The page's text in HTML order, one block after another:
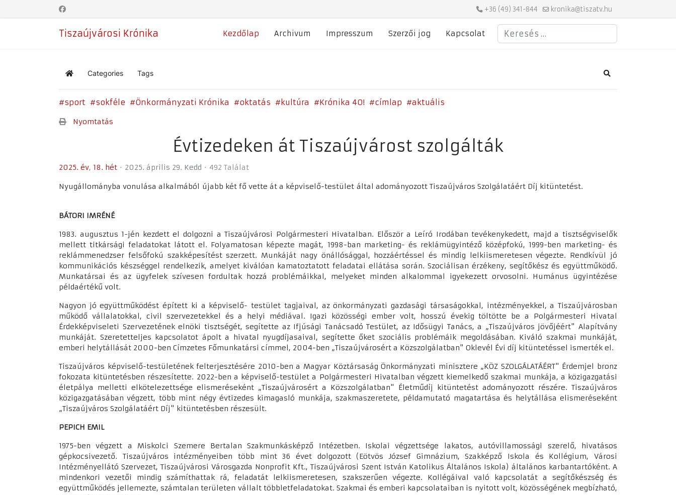
+36 (49) 341-844 kronika@tiszatv.hu
Tiszaújvárosi Krónika Kezdőlap Archivum Impresszum Szerzői jog Kapcsolat
Keresés
Home Categories Tags Search
sport sokféle Önkormányzati Krónika oktatás kultúra Krónika 40! címlap aktuális
Nyomtatás
Évtizedeken át Tiszaújvárost szolgálták
2025. év 18. hét 2025. április 29. Kedd 492 Találat
Nyugállományba vonulása alkalmából újabb két fő vette át a képviselő-testület által adományozott Tiszaújváros Szolgálatáért Díj kitüntetést.
BÁTORI IMRÉNÉ
1983. augusztus 1-jén kezdett el dolgozni a Tiszaújvárosi Polgármesteri Hivatalban. Először a Leíró Irodában tevékenykedett, majd a tisztségviselők
mellett titkársági feladatokat látott el. Folyamatosan képezte magát, 1998-ban marketing- és reklámügyintéző középfokú, 1999-ben marketing- és
reklámmenedzser felsőfokú szakképesítést szerzett. Munkáját nagy önállósággal, hozzáértéssel és mindig lelkiismeretesen végezte. Rendkívül jó
kommunikációs készséggel rendelkezik, amelyet kiválóan kamatoztatott feladatai ellátása során. Szociálisan érzékeny, segítőkész és együttműködő.
Munkatársai és az ügyfelek szívesen fordultak hozzá problémáikkal, melyeket minden alkalommal igyekezett orvosolni. Humánus ügyintézése
példaértékű volt.
Nagyon jó együttműködést épített ki a képviselő- testület tagjaival, az önkormányzati gazdasági társaságokkal, intézményekkel, a Tiszaújvárosban
működő vállalatokkal, civil szervezetekkel és a helyi médiával. Igazi közösségi ember volt, hosszú évekig töltötte be a Polgármesteri Hivatal
Érdekképviseleti Szervezetének elnöki tisztségét, segítette az Ifjúsági Tanácsadó Testület, az Idősügyi Tanács, a „Tiszaújváros jövőjéért" Alapítvány
munkáját. Szeretetteljes kapcsolatot ápolt a hivatal nyugdíjasaival, segítette őket szociális problémáik megoldásában. Kiváló szakmai munkáját,
emberi helytállását 2000-ben Címzetes Főmunkatársi címmel, 2004-ben „Tiszaújvárosért a Közszolgálatban" Oklevél Évi díj kitüntetéssel ismerték el.
Tiszaújváros képviselő-testületének felterjesztésére 2010-ben a Magyar Köztársaság Önkormányzati minisztere „KÖZ SZOLGÁLATÁÉRT" Érdemjel bronz
fokozata kitüntetésben részesítette. 2022-ben a képviselő-testület a Polgármesteri Hivatalban végzett kiemelkedő szakmai munkája, a közigazgatási
életpálya melletti elkötelezettsége elismeréseként „Tiszaújvárosért a Közszolgálatban" Életműdíj kitüntetést adományozott részére. Tiszaújváros
közigazgatásában végzett, több mint négy évtizedes kimagasló munkája, szakmaszeretete, példamutató magatartása és helytállása elismeréseként
„Tiszaújváros Szolgálatáért Díj" kitüntetésben részesült.
PEPICH EMIL
1975-ben végzett a Miskolci Szemere Bertalan Szakmunkásképző Intézetben. Iskolai végzettsége lakatos, autóvillamossági szerelő, hivatásos
gépkocsivezető. Tiszaújváros intézményeiben több mint 36 évet dolgozott (Eötvös József Gimnázium, Szakképző Iskola és Kollégium, Városi
Intézményellátó Szervezet, Tiszaújvárosi Városgazda Nonprofit Kft., Tiszaújvárosi Szent István Katolikus Általános Iskola) általános karbantartóként. A
mindenkori vezetői mindig számíthattak rá, feladatát lelkiismeretesen, szakszerűen végezte. Kollégáival való kapcsolatát a segítőkészség és
együttműködés jellemezte, számtalan területen vállalt többletfeladatokat. Szakmai és emberi kapcsolataiban is nyitott volt, közösségének megbízható,